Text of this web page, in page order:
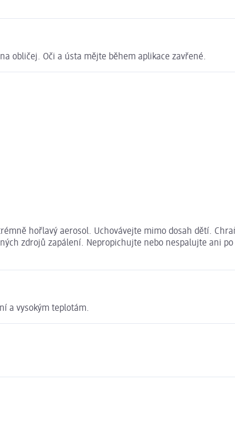
obličej. Oči a ústa mějte během aplikace zavřené.
hořlavý aerosol. Uchovávejte mimo dosah dětí.
zdrojů zapálení. Nepropichujte nebo nespalujte ani
a vysokým teplotám.